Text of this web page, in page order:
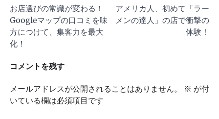
稿
ナ
ビ
ー
シ
ョ
お店選びの常識が変わる！
Googleマップの口コミを味
方につけて、集客力を最大
化！
アメリカ人、初めて「ラー
メンの達人」の店で衝撃の
体験！
コメントを残す
メールアドレスが公開されることはありません。 ※ が付
いている欄は必須項目です